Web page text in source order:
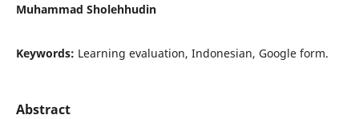
Muhammad Sholehhudin
Keywords: Learning evaluation, Indonesian, Google form.
Abstract